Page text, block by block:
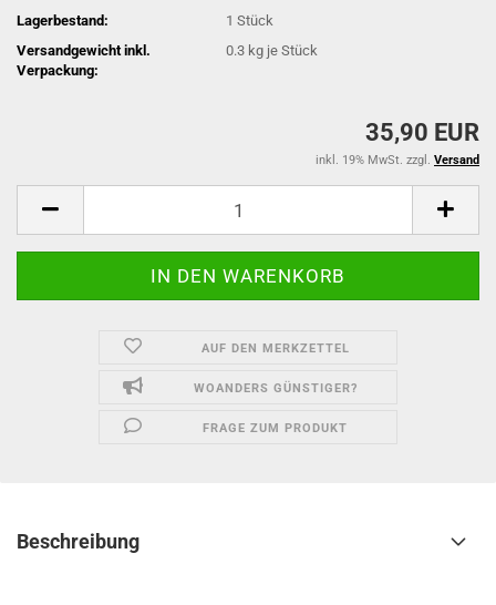
Lagerbestand: 1Stück
Versandgewicht inkl.
Verpackung:
0.3 kg je Stück
35,90 EUR
inkl. 19% MwSt. zzgl. Versand
AUF DEN MERKZETTEL
WOANDERS GÜNSTIGER?
FRAGE ZUM PRODUKT
Beschreibung